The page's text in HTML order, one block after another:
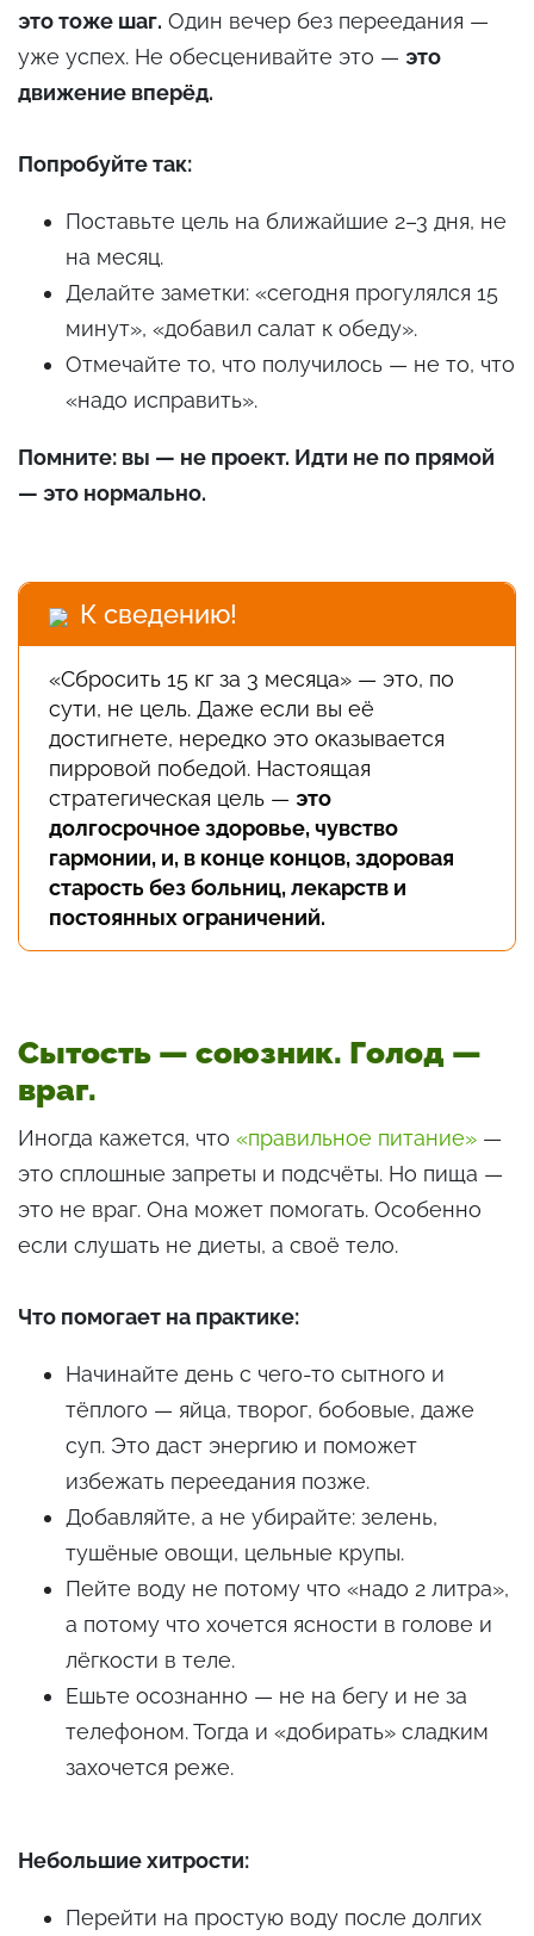
это тоже шаг. Один вечер без переедания —
уже успех. Не обесценивайте это — это
движение вперёд.
Попробуйте так:
Поставьте цель на ближайшие 2–3 дня, не
на месяц.
Делайте заметки: «сегодня прогулялся 15
минут», «добавил салат к обеду».
Отмечайте то, что получилось — не то, что
«надо исправить».
Помните: вы — не проект. Идти не по прямой
— это нормально.
К сведению!
«Сбросить 15 кг за 3 месяца» — это, по
сути, не цель. Даже если вы её
достигнете, нередко это оказывается
пирровой победой. Настоящая
стратегическая цель — это
долгосрочное здоровье, чувство
гармонии, и, в конце концов, здоровая
старость без больниц, лекарств и
постоянных ограничений.
Сытость — союзник. Голод —
враг.
Иногда кажется, что «правильное питание» —
это сплошные запреты и подсчёты. Но пища —
это не враг. Она может помогать. Особенно
если слушать не диеты, а своё тело.
Что помогает на практике:
Начинайте день с чего-то сытного и
тёплого — яйца, творог, бобовые, даже
суп. Это даст энергию и поможет
избежать переедания позже.
Добавляйте, а не убирайте: зелень,
тушёные овощи, цельные крупы.
Пейте воду не потому что «надо 2 литра»,
а потому что хочется ясности в голове и
лёгкости в теле.
Ешьте осознанно — не на бегу и не за
телефоном. Тогда и «добирать» сладким
захочется реже.
Небольшие хитрости:
Перейти на простую воду после долгих